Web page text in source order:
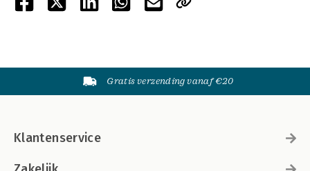
Gratis verzending vanaf €20
Klantenservice